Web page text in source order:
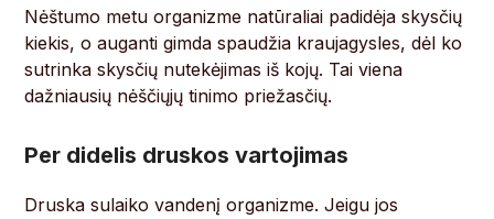
Nėštumo metu organizme natūraliai padidėja skysčių
kiekis, o auganti gimda spaudžia kraujagysles, dėl ko
sutrinka skysčių nutekėjimas iš kojų. Tai viena
dažniausių nėščiųjų tinimo priežasčių.
Per didelis druskos vartojimas
Druska sulaiko vandenį organizme. Jeigu jos